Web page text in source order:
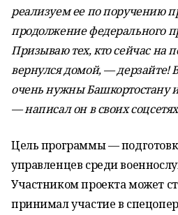
реализуем ее по поручению
продолжение федерального
Призываю тех, кто сейчас на
вернулся домой, —
очень нужны Башкортостану
— написал он в своих
Цель программы —
управленцев среди
Участником проекта может
принимал участие в